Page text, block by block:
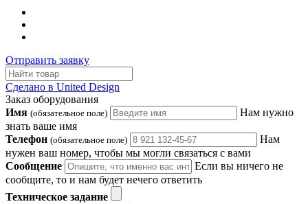
Отправить заявку
Сделано в United Design
Заказ оборудования
Имя (обязательное поле)
Нам нужно
знать ваше имя
Телефон (обязательное поле)
Нам
нужен ваш номер, чтобы мы могли связаться с вами
Сообщение
Если вы ничего не
сообщите, то и нам будет нечего ответить
Техническое задание